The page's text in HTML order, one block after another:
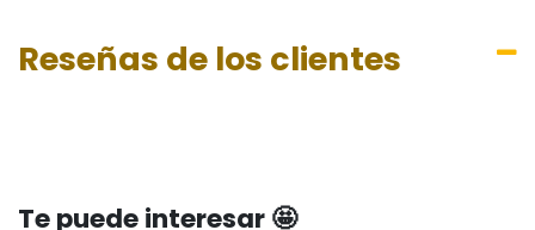
Reseñas de los clientes
Te puede interesar 🤩